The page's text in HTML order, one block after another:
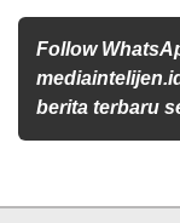
Follow
berita terbaru